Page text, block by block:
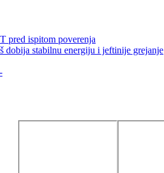
pred ispitom poverenja
dobija stabilnu energiju i jeftinije grejanje